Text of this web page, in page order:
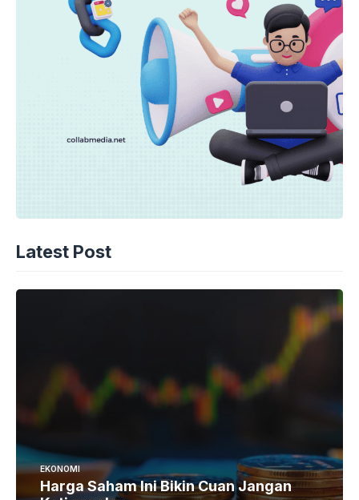
Latest Post
EKONOMI
Harga Saham Ini Bikin Cuan Jangan